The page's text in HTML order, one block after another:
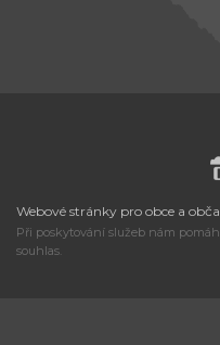
Webové stránky pro obce a
Při poskytování služeb nám
souhlas.